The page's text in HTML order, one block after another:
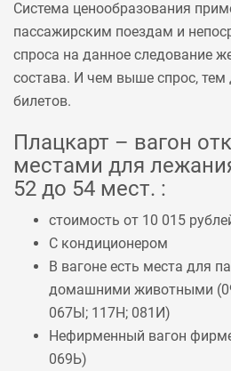
Система ценообразования
пассажирским поездам и
спроса на данное следование
состава. И чем выше спрос,
билетов.
Плацкарт – вагон
местами для
52 до 54 мест. :
стоимость от 10 015
С кондиционером
В вагоне есть места для
домашними животными (
067Ы; 117Н; 081И)
Нефирменный вагон
069Ь)